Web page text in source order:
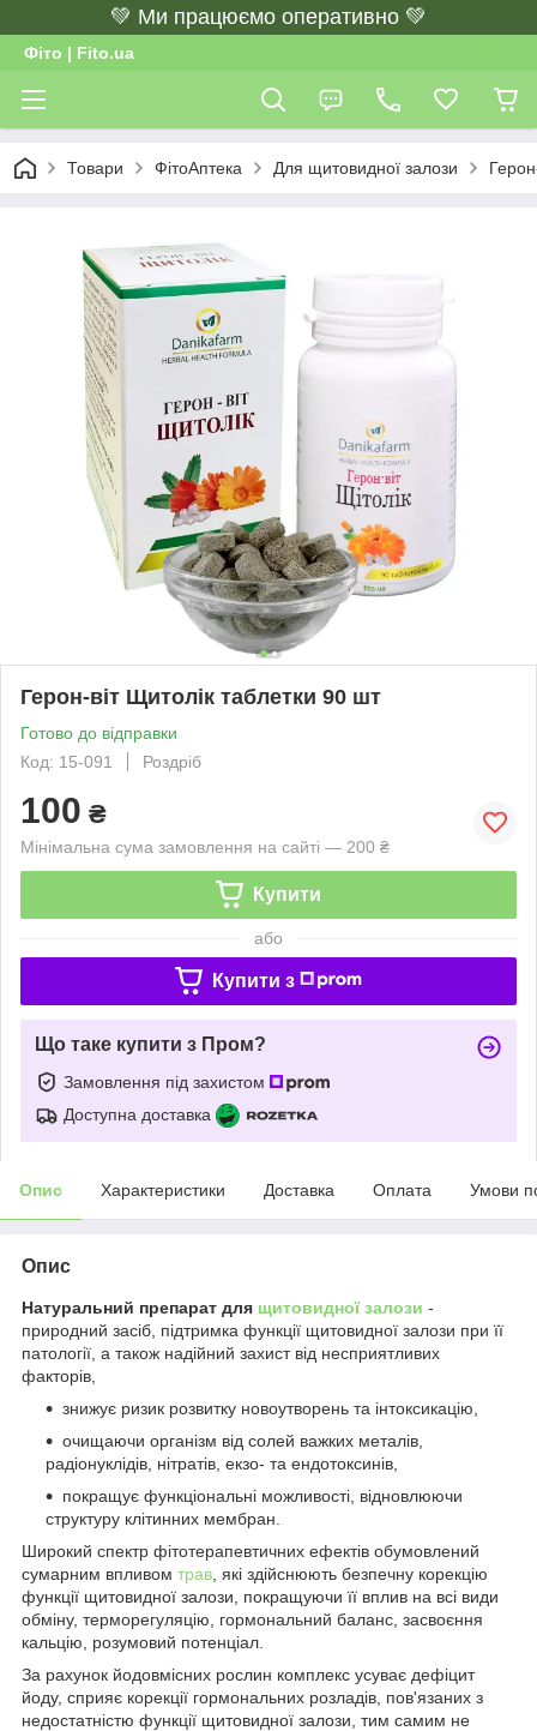
💚 Ми працюємо оперативно 💚
Фіто | Fito.ua
Товари ФітоАптека Для щитовидної залози
Герон-віт Щитолік таблетки 90 шт
Готово до відправки
Код: 15-091
Роздріб
100 ₴
Мінімальна сума замовлення на сайті — 200 ₴
Купити
або
Купити з
Що таке купити з Пром?
Замовлення під захистом
Доступна доставка
Опис Характеристики Доставка Оплата Умови
Опис
Натуральний препарат для щитовидної залози -
природний засіб, підтримка функції щитовидної залози при її
патології, а також надійний захист від несприятливих
факторів,
знижує ризик розвитку новоутворень та інтоксикацію,
очищаючи організм від солей важких металів,
радіонуклідів, нітратів, екзо- та ендотоксинів,
покращує функціональні можливості, відновлюючи
структуру клітинних мембран.
Широкий спектр фітотерапевтичних ефектів обумовлений
сумарним впливом трав , які здійснюють безпечну корекцію
функції щитовидної залози, покращуючи її вплив на всі види
обміну, терморегуляцію, гормональний баланс, засвоєння
кальцію, розумовий потенціал.
За рахунок йодовмісних рослин комплекс усуває дефіцит
йоду, сприяє корекції гормональних розладів, пов'язаних з
недостатністю функції щитовидної залози, тим самим не